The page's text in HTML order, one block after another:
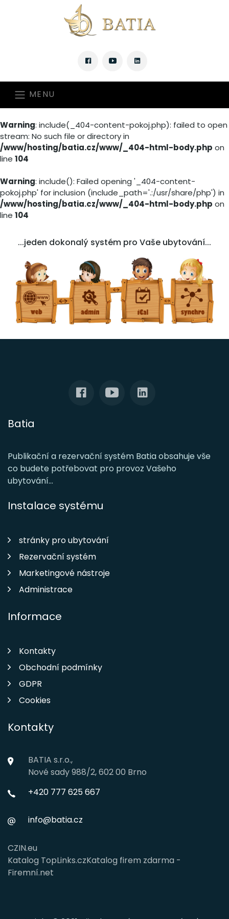
MENU
Warning: include(_404-content-pokoj.php): failed to open
stream: No such file or directory in
/www/hosting/batia.cz/www/_404-html-body.php on
line 104
Warning: include(): Failed opening '_404-content-
pokoj.php' for inclusion (include_path='.:/usr/share/php') in
/www/hosting/batia.cz/www/_404-html-body.php on
line 104
...jeden dokonalý systém pro Vaše ubytování...
Batia
Publikační a rezervační systém Batia obsahuje vše
co budete potřebovat pro provoz Vašeho
ubytování...
Instalace systému
stránky pro ubytování
Rezervační systém
Marketingové nástroje
Administrace
Informace
Kontakty
Obchodní podmínky
GDPR
Cookies
Kontakty
BATIA s.r.o.,
Nové sady 988/2, 602 00 Brno
+420 777 625 667
info@batia.cz
CZIN.eu
Katalog TopLinks.czKatalog firem zdarma -
Firemní.net